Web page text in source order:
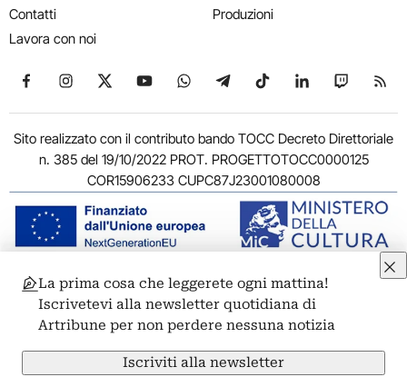
Contatti
Lavora con noi
Produzioni
Seguici su Facebook
Seguici su Instagram
Seguici su X
Seguici su YouTube
Seguici su WhatsApp
Seguici su Telegram
Seguici su TikTok
Seguici su
Seguici
Sito realizzato con il contributo bando TOCC Decreto Direttoriale
n. 385 del 19/10/2022 PROT. PROGETTOTOCC0000125
COR15906233 CUPC87J23001080008
© 2011-2026 ARTRIBUNE srl – Corso Vittorio Emanuele II, 287 –
00186 Roma - P.I. 11381581005
Privacy: Responsabile della protezione dei dati personali
ARTRIBUNE srl – Corso Vittorio Emanuele II, 287 – 00186 Roma
Termini e condizioniPrivacy PolicyCookie PolicyCredits
La prima cosa che leggerete ogni mattina!
Iscrivetevi alla newsletter quotidiana di
Artribune per non perdere nessuna notizia
Iscriviti alla newsletter